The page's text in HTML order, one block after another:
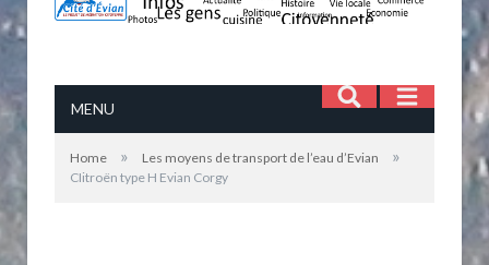
MENU
Home » Les moyens de transport de l’eau d’Evian »
CIitroën type H Evian Corgy